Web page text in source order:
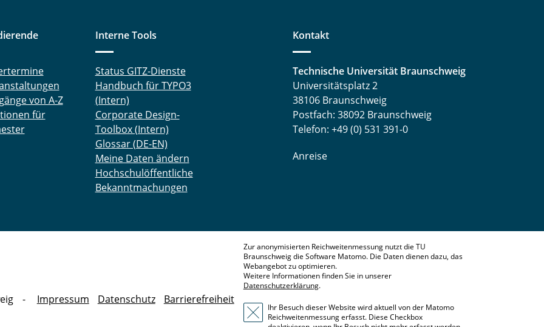
von A-Z
für
Interne Tools
Status GITZ-Dienste
Handbuch für TYPO3
(Intern)
Corporate Design-
Toolbox (Intern)
Glossar (DE-EN)
Meine Daten ändern
Hochschulöffentliche
Bekanntmachungen
Kontakt
Technische Universität Braunschweig
Universitätsplatz 2
38106 Braunschweig
Postfach: 38092 Braunschweig
Telefon: +49 (0) 531 391-0
Anreise
Impressum Datenschutz Barrierefreiheit
Zur anonymisierten Reichweitenmessung nutzt die TU
Braunschweig die Software Matomo. Die Daten dienen dazu, das
Webangebot zu optimieren.
Weitere Informationen finden Sie in unserer
Datenschutzerklärung.
Ihr Besuch dieser Website wird aktuell von der Matomo
Reichweitenmessung erfasst. Diese Checkbox